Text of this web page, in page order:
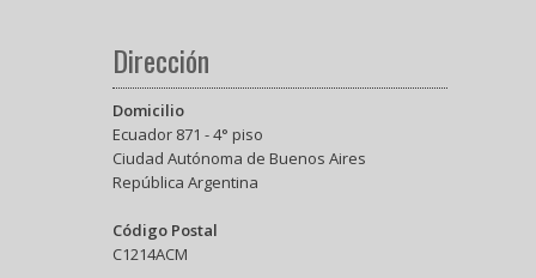
Dirección
Domicilio
Ecuador 871 - 4° piso
Ciudad Autónoma de Buenos Aires
República Argentina
Código Postal
C1214ACM